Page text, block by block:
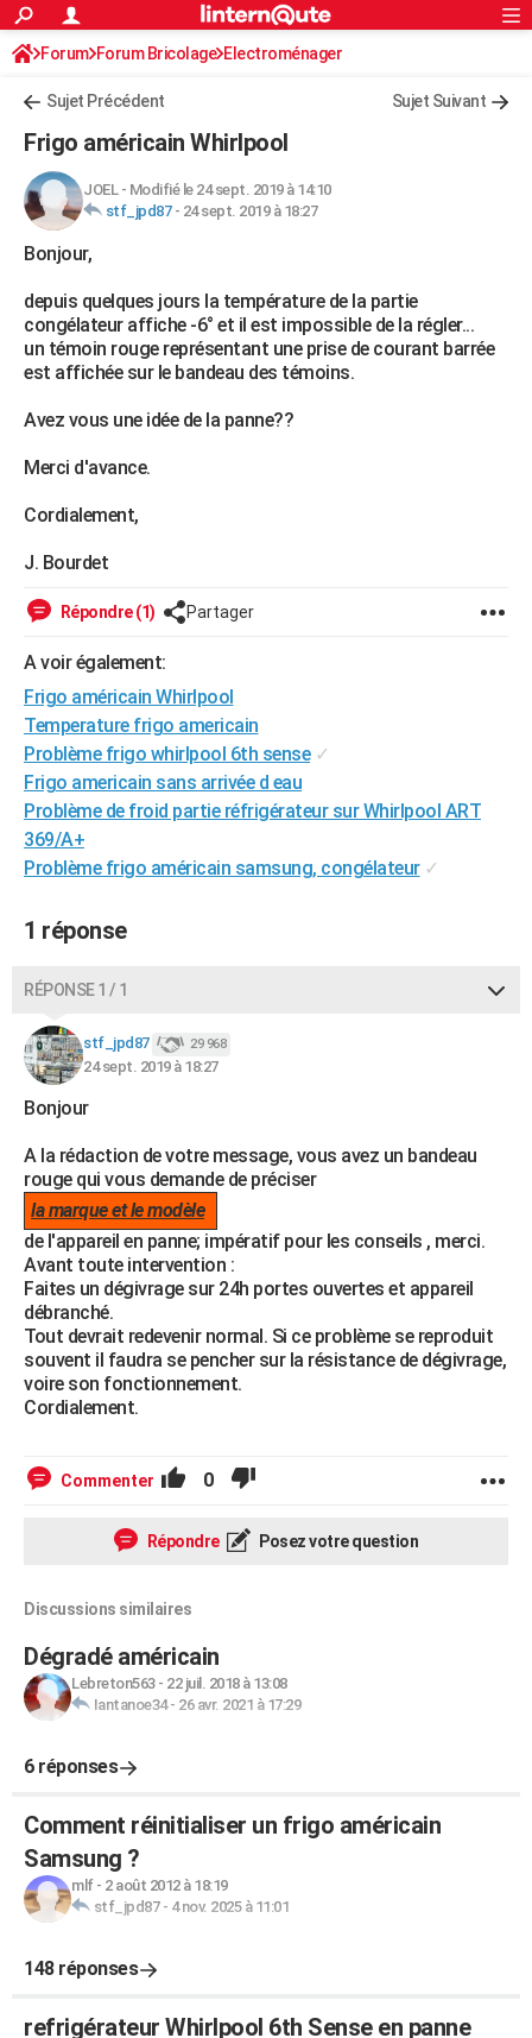
ACTUALITÉS
Politique
Société
Faits Divers
Education
Monde
Villes
+
FINANCE
Retraite
Impôts
Epargne
Immobilier
Risques naturels par ville
Banque
Assurance
Crédit
AUTO
Essais
Réserver un essai
Citadines
Berlines
SUV
Forum auto
+HIGH-TECH
Mobiles
Meilleur smartphone
Internet
Ordinateurs
Jeux vidéo
Guide high-tech
+BRICOLAGE
Forum
Aménagement intérieur
Extérieur
Cuisine
Salle de bains
Jardinage
Rangement
WEEK-END
Guides de France
Escapades
Patrimoine
Expositions
Musées
Week-end nature
LIFESTYLE
Art de vivre
Bien-être
Loisirs
ModeModes de vie
SANTE
Alimentation
Guide de la santé
Maladies
Médicaments
Sommeil
VOYAGE
Destinations
City break
Voyage nature
Voyage de noces
Forum
Climat
PHOTO
GUIDES D'ACHAT
BONS PLANS
CARTE DE VOEUX
Carte de Noël
Carte Bonne année
Carte Saint-Valentin
Carte Pâques
Carte d'anniversaire
DICTIONNAIRE
Dictionnaire
Biographies
Citations
Expressions
Proverbes
PROGRAMME TV
COPAINS D'AVANT
FORUM
Bricolage
Lifestyle
Culture
Sport
Auto
Television
Voyage
Cinema
S'inscrire
Connexion
Forum Forum Bricolage Electroménager
Sujet Précédent Sujet Suivant
Frigo américain Whirlpool
JOEL- Modifié le 24 sept. 2019 à 14:10
stf_jpd87- 24 sept. 2019 à 18:27
Bonjour,
depuis quelques jours la température de la partie
congélateur affiche -6° et il est impossible de la régler...
un témoin rouge représentant une prise de courant barrée
est affichée sur le bandeau des témoins.
Avez vous une idée de la panne??
Merci d'avance.
Cordialement,
J. Bourdet
Répondre (1) Partager
A voir également:
Frigo américain Whirlpool
Temperature frigo americain
Problème frigo whirlpool 6th sense ✓
Frigo americain sans arrivée d eau
Problème de froid partie réfrigérateur sur Whirlpool ART
369/A+
Problème frigo américain samsung, congélateur ✓
1 réponse
RÉPONSE 1 / 1
stf_jpd87 29 968
24 sept. 2019 à 18:27
Bonjour
A la rédaction de votre message, vous avez un bandeau
rouge qui vous demande de préciser
la marque et le modèle
de l'appareil en panne; impératif pour les conseils , merci.
Avant toute intervention :
Faites un dégivrage sur 24h portes ouvertes et appareil
débranché.
Tout devrait redevenir normal. Si ce problème se reproduit
souvent il faudra se pencher sur la résistance de dégivrage,
voire son fonctionnement.
Cordialement.
Commenter 0
Répondre Posez votre question
Discussions similaires
Dégradé américain
Lebreton563- 22 juil. 2018 à 13:08
Iantanoe34- 26 avr. 2021 à 17:29
6 réponses
Comment réinitialiser un frigo américain
Samsung ?
mlf- 2 août 2012 à 18:19
stf_jpd87- 4 nov. 2025 à 11:01
148 réponses
refrigérateur Whirlpool 6th Sense en panne